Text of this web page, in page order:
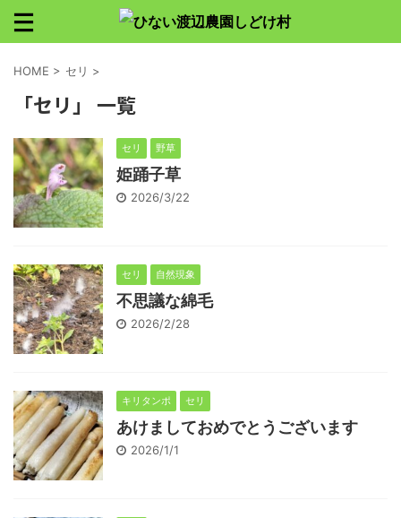
HOME > セリ >
「セリ」 一覧
セリ 野草
姫踊子草
2026/3/22
セリ 自然現象
不思議な綿毛
2026/2/28
キリタンポ セリ
あけましておめでとうございます
2026/1/1